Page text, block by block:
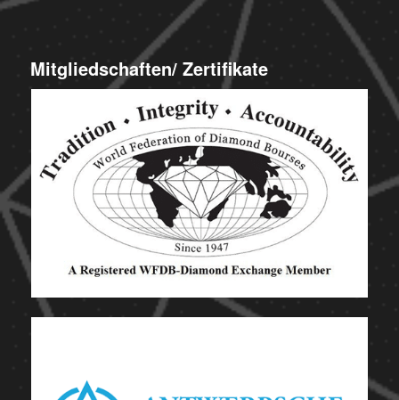
Mitgliedschaften/ Zertifikate